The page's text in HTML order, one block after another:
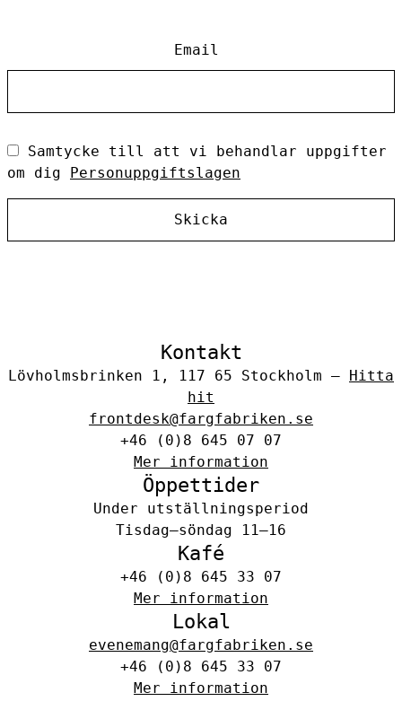
Email
Samtycke till att vi behandlar uppgifter
om dig Personuppgiftslagen
Skicka
Kontakt
Lövholmsbrinken 1, 117 65 Stockholm – Hitta
hit
frontdesk@fargfabriken.se
+46 (0)8 645 07 07
Mer information
Öppettider
Under utställningsperiod
Tisdag–söndag 11–16
Kafé
+46 (0)8 645 33 07
Mer information
Lokal
evenemang@fargfabriken.se
+46 (0)8 645 33 07
Mer information